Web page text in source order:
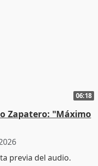
06:18
Zapatero: "Máximo